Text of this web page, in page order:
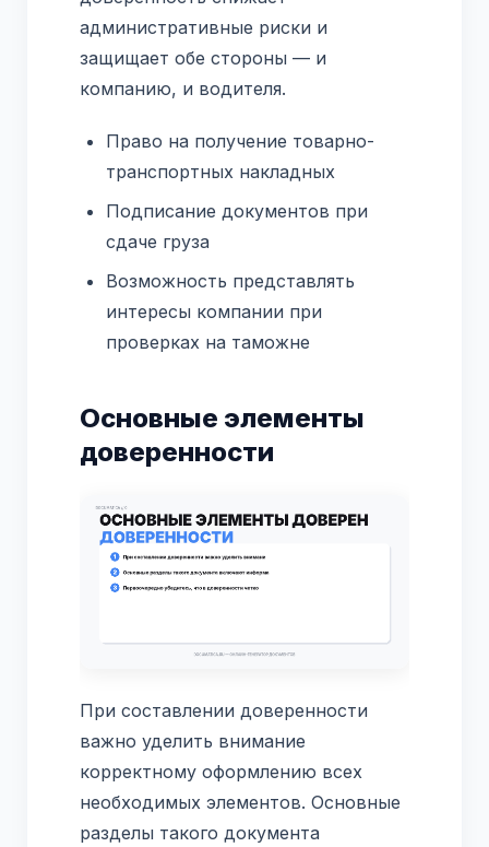
административные риски и
защищает обе стороны — и
компанию, и водителя.
Право на получение товарно-
транспортных накладных
Подписание документов при
сдаче груза
Возможность представлять
интересы компании при
проверках на таможне
Основные элементы
доверенности
При составлении доверенности
важно уделить внимание
корректному оформлению всех
необходимых элементов. Основные
разделы такого документа